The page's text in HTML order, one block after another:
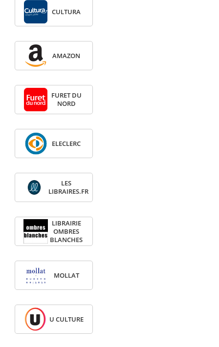
CULTURA
AMAZON
FURET DU
NORD
ELECLERC
LES
LIBRAIRES.FR
LIBRAIRIE
OMBRES
BLANCHES
MOLLAT
U CULTURE